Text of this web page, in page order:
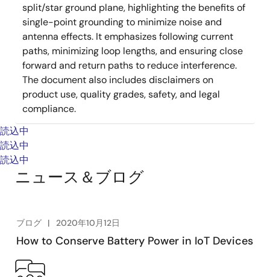
split/star ground plane, highlighting the benefits of
single-point grounding to minimize noise and
antenna effects. It emphasizes following current
paths, minimizing loop lengths, and ensuring close
forward and return paths to reduce interference.
The document also includes disclaimers on
product use, quality grades, safety, and legal
compliance.
読込中
読込中
読込中
ニュース＆ブログ
ブログ 2020年10月12日
How to Conserve Battery Power in IoT Devices